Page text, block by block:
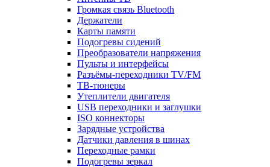
Громкая связь Bluetooth
Держатели
Карты памяти
Подогревы сидений
Преобразователи напряжения
Пульты и интерфейсы
Разъёмы-переходники TV/FM
ТВ-тюнеры
Утеплители двигателя
USB переходники и заглушки
ISO коннекторы
Зарядные устройства
Датчики давления в шинах
Переходные рамки
Подогревы зеркал